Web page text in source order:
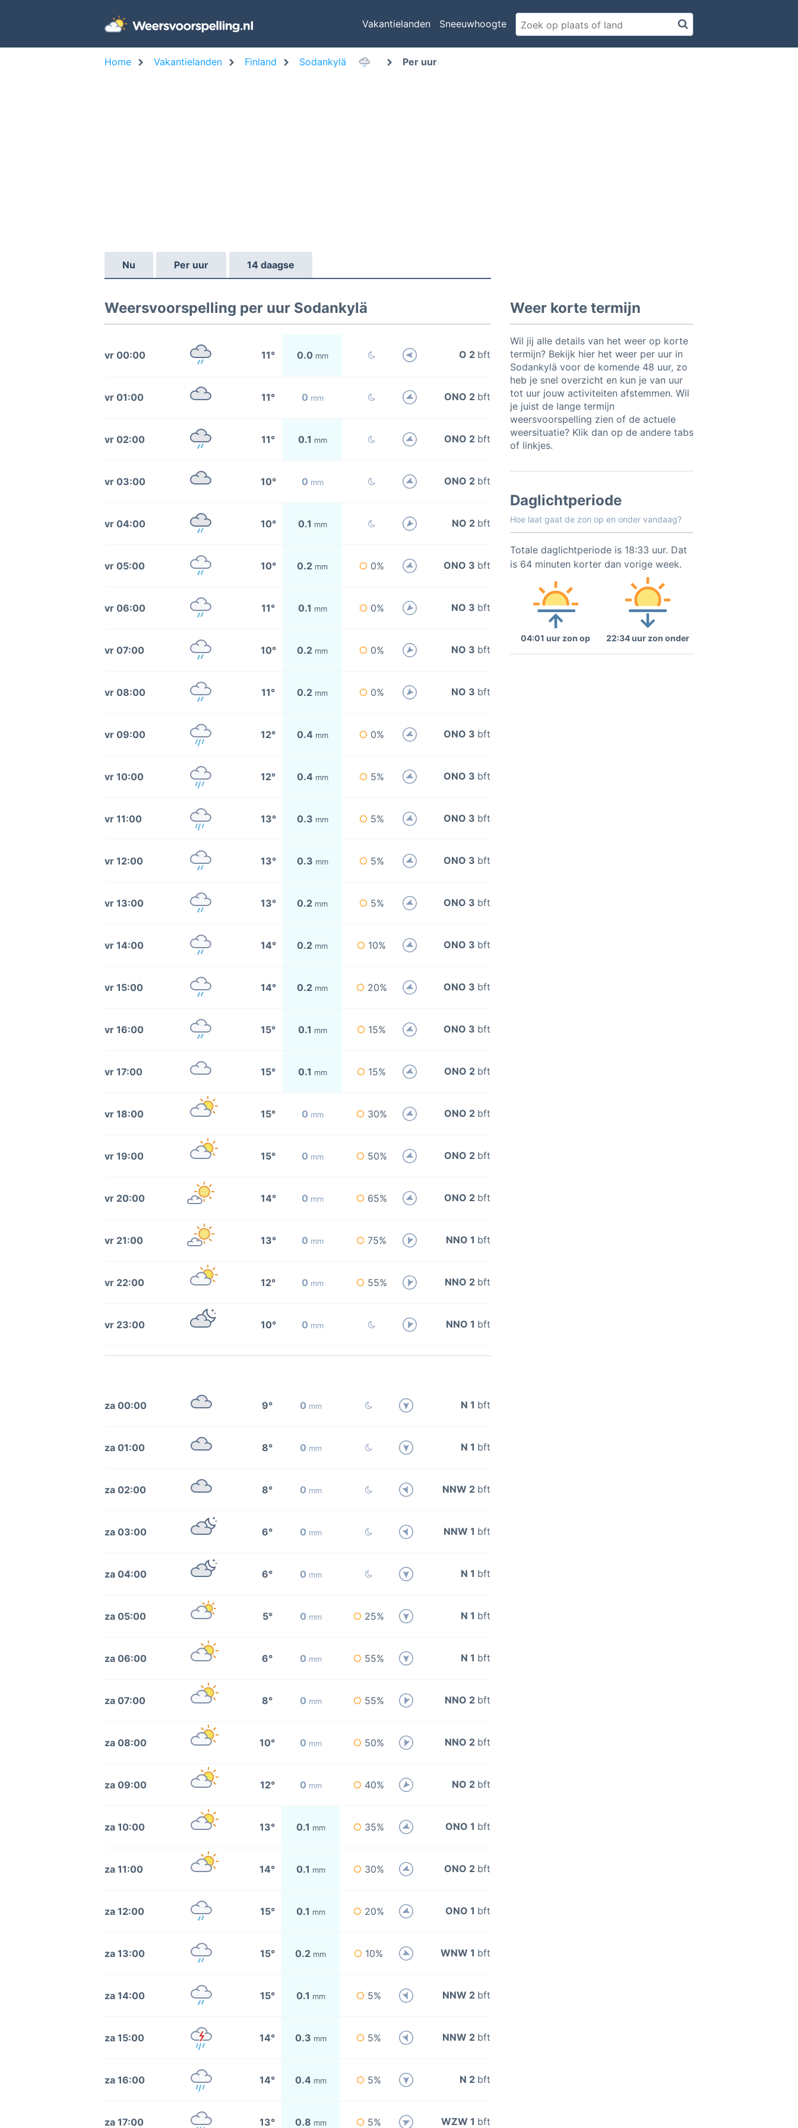
Vakantielanden Sneeuwhoogte
Home Vakantielanden Finland Sodankylä Per uur
Nu Per uur 14 daagse
Weersvoorspelling per uur Sodankylä
vr 00:00 11° 0.0 mm O 2 bft
vr 01:00 11° 0 mm ONO 2 bft
vr 02:00 11° 0.1 mm ONO 2 bft
vr 03:00 10° 0 mm ONO 2 bft
vr 04:00 10° 0.1 mm NO 2 bft
vr 05:00 10° 0.2 mm 0% ONO 3 bft
vr 06:00 11° 0.1 mm 0% NO 3 bft
vr 07:00 10° 0.2 mm 0% NO 3 bft
vr 08:00 11° 0.2 mm 0% NO 3 bft
vr 09:00 12° 0.4 mm 0% ONO 3 bft
vr 10:00 12° 0.4 mm 5% ONO 3 bft
vr 11:00 13° 0.3 mm 5% ONO 3 bft
vr 12:00 13° 0.3 mm 5% ONO 3 bft
vr 13:00 13° 0.2 mm 5% ONO 3 bft
vr 14:00 14° 0.2 mm 10% ONO 3 bft
vr 15:00 14° 0.2 mm 20% ONO 3 bft
vr 16:00 15° 0.1 mm 15% ONO 3 bft
vr 17:00 15° 0.1 mm 15% ONO 2 bft
vr 18:00 15° 0 mm 30% ONO 2 bft
vr 19:00 15° 0 mm 50% ONO 2 bft
vr 20:00 14° 0 mm 65% ONO 2 bft
vr 21:00 13° 0 mm 75% NNO 1 bft
vr 22:00 12° 0 mm 55% NNO 2 bft
vr 23:00 10° 0 mm NNO 1 bft
za 00:00 9° 0 mm N 1 bft
za 01:00 8° 0 mm N 1 bft
za 02:00 8° 0 mm NNW 2 bft
za 03:00 6° 0 mm NNW 1 bft
za 04:00 6° 0 mm N 1 bft
za 05:00 5° 0 mm 25% N 1 bft
za 06:00 6° 0 mm 55% N 1 bft
za 07:00 8° 0 mm 55% NNO 2 bft
za 08:00 10° 0 mm 50% NNO 2 bft
za 09:00 12° 0 mm 40% NO 2 bft
za 10:00 13° 0.1 mm 35% ONO 1 bft
za 11:00 14° 0.1 mm 30% ONO 2 bft
za 12:00 15° 0.1 mm 20% ONO 1 bft
za 13:00 15° 0.2 mm 10% WNW 1 bft
za 14:00 15° 0.1 mm 5% NNW 2 bft
za 15:00 14° 0.3 mm 5% NNW 2 bft
za 16:00 14° 0.4 mm 5% N 2 bft
za 17:00 13° 0.8 mm 5% WZW 1 bft
Weer korte termijn
Wil jij alle details van het weer op korte
termijn? Bekijk hier het weer per uur in
Sodankylä voor de komende 48 uur, zo
heb je snel overzicht en kun je van uur
tot uur jouw activiteiten afstemmen. Wil
je juist de lange termijn
weersvoorspelling zien of de actuele
weersituatie? Klik dan op de andere tabs
of linkjes.
Daglichtperiode
Hoe laat gaat de zon op en onder vandaag?
Totale daglichtperiode is 18:33 uur. Dat
is 64 minuten korter dan vorige week.
04:01 uur zon op 22:34 uur zon onder